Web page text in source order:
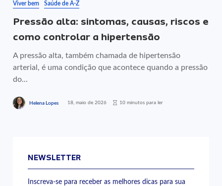
Viver bem Saúde de A-Z
Pressão alta: sintomas, causas, riscos e
como controlar a hipertensão
A pressão alta, também chamada de hipertensão
arterial, é uma condição que acontece quando a pressão
do...
Helena Lopes 18, maio de 2026 10 minutos para ler
NEWSLETTER
Inscreva-se para receber as melhores dicas para sua